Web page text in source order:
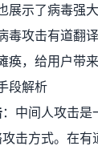
展示了病毒强
毒攻击有道翻
痪，给用户带来
段解析
：中间人攻击
击方式。在有